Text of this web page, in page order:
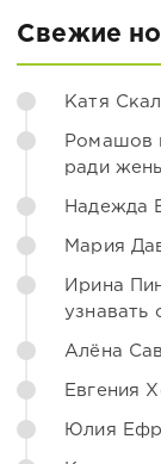
Свежие
Катя
Ромашов
ради
Надежда
Мария
Ирина
узнавать
Алёна
Евгения
Юлия